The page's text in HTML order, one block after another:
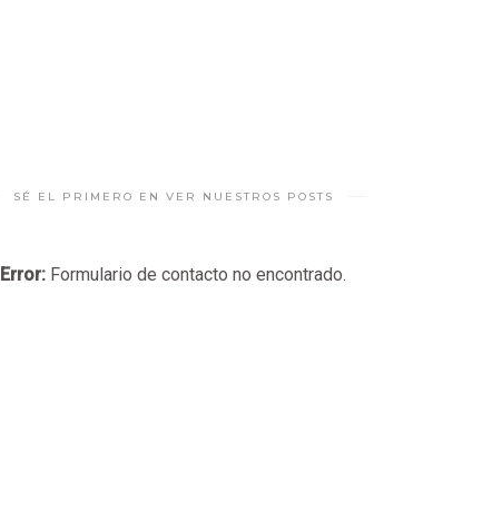
SÉ EL PRIMERO EN VER NUESTROS POSTS
Error: Formulario de contacto no encontrado.